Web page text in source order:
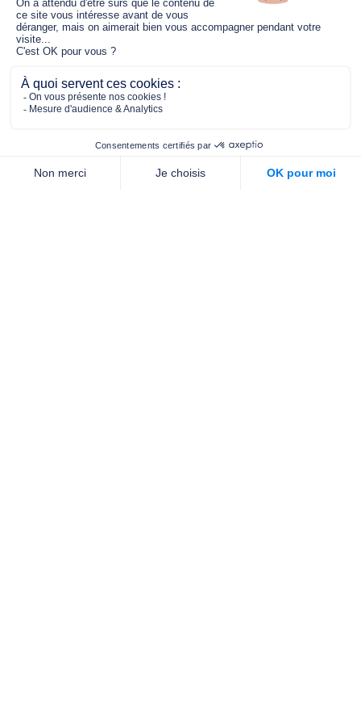
Le fonds de dotation MGC s’engage à
jouer un rôle dans la prévention santé
pour tous.
2/4 place de l’Abbé G. Hénocque
75637 PARIS CEDEX 13
01 40 78 06 56
Nous contacter
Qui sommes-nous ?